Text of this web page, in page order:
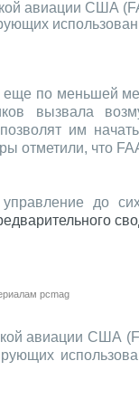
авиации США
по меньшей
вызвала
им
отметили, что
до
pcmag
авиации США